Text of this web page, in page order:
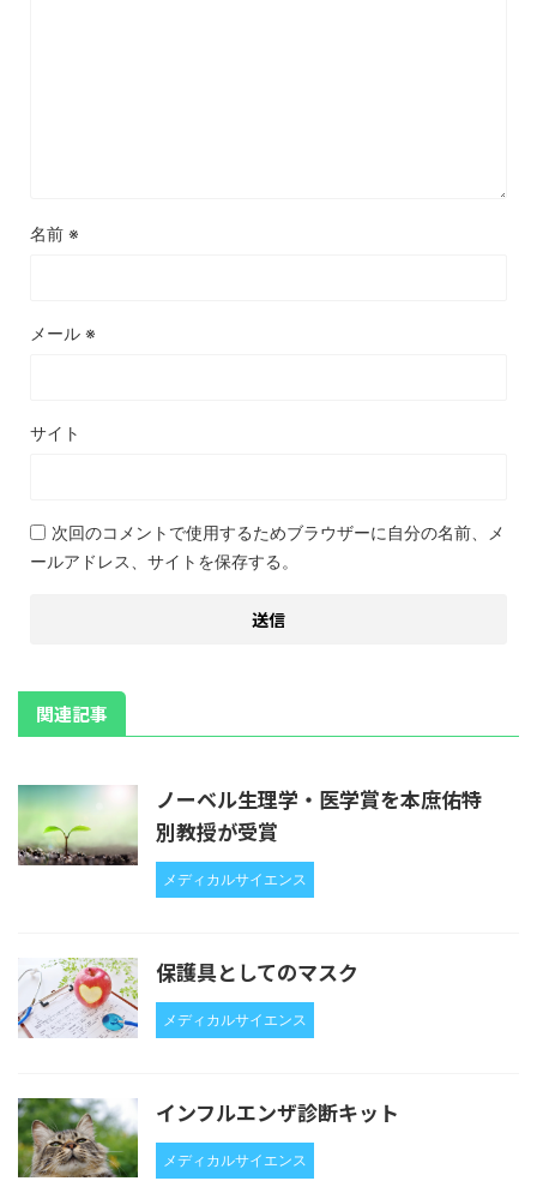
名前 ※
メール ※
サイト
次回のコメントで使用するためブラウザーに自分の名前、メ
ールアドレス、サイトを保存する。
関連記事
ノーベル生理学・医学賞を本庶佑特
別教授が受賞
メディカルサイエンス
保護具としてのマスク
メディカルサイエンス
インフルエンザ診断キット
メディカルサイエンス